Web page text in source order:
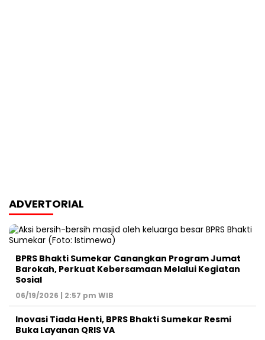
ADVERTORIAL
BPRS Bhakti Sumekar Canangkan Program Jumat
Barokah, Perkuat Kebersamaan Melalui Kegiatan
Sosial
06/19/2026 | 2:57 pm WIB
Inovasi Tiada Henti, BPRS Bhakti Sumekar Resmi
Buka Layanan QRIS VA